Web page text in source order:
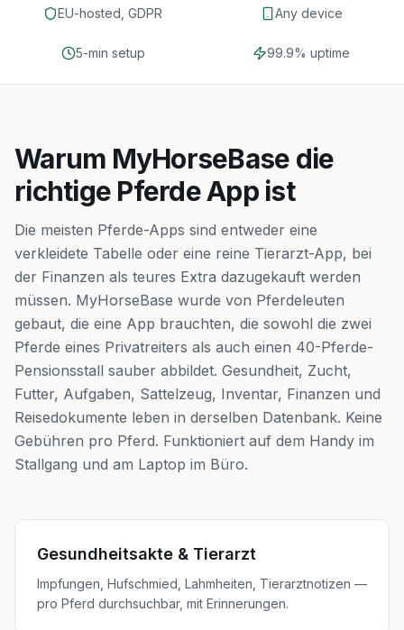
EU-hosted, GDPR Any device
5-min setup 99.9% uptime
Warum MyHorseBase die
richtige Pferde App ist
Die meisten Pferde-Apps sind entweder eine
verkleidete Tabelle oder eine reine Tierarzt-App, bei
der Finanzen als teures Extra dazugekauft werden
müssen. MyHorseBase wurde von Pferdeleuten
gebaut, die eine App brauchten, die sowohl die zwei
Pferde eines Privatreiters als auch einen 40-Pferde-
Pensionsstall sauber abbildet. Gesundheit, Zucht,
Futter, Aufgaben, Sattelzeug, Inventar, Finanzen und
Reisedokumente leben in derselben Datenbank. Keine
Gebühren pro Pferd. Funktioniert auf dem Handy im
Stallgang und am Laptop im Büro.
Gesundheitsakte & Tierarzt
Impfungen, Hufschmied, Lahmheiten, Tierarztnotizen —
pro Pferd durchsuchbar, mit Erinnerungen.